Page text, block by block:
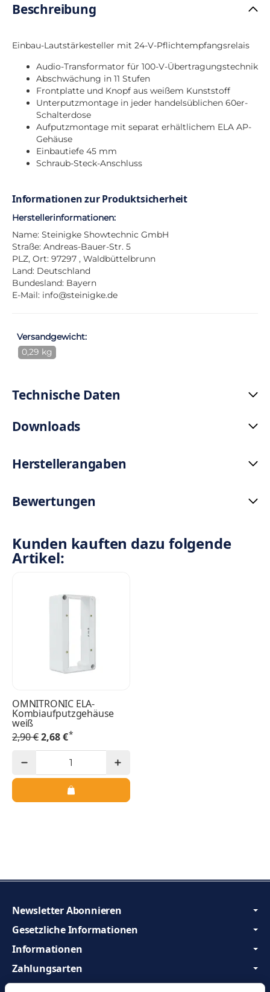
Beschreibung
Einbau-Lautstärkesteller mit 24-V-Pflichtempfangsrelais
Audio-Transformator für 100-V-Übertragungstechnik
Abschwächung in 11 Stufen
Frontplatte und Knopf aus weißem Kunststoff
Unterputzmontage in jeder handelsüblichen 60er-
Schalterdose
Aufputzmontage mit separat erhältlichem ELA AP-
Gehäuse
Einbautiefe 45 mm
Schraub-Steck-Anschluss
Informationen zur Produktsicherheit
Herstellerinformationen:
Name: Steinigke Showtechnic GmbH
Straße: Andreas-Bauer-Str. 5
PLZ, Ort: 97297 , Waldbüttelbrunn
Land: Deutschland
Bundesland: Bayern
E-Mail: info@steinigke.de
Versandgewicht:
0,29 kg
Technische Daten
Downloads
Herstellerangaben
Bewertungen
Kunden kauften dazu folgende
Artikel:
OMNITRONIC ELA-
Kombiaufputzgehäuse
weiß
2,90 €2,68 €*
Gesetzliche Informationen
Informationen
Zahlungsarten
Wir sind Profis und beraten Sie gerne!
Newsletter Abonnieren